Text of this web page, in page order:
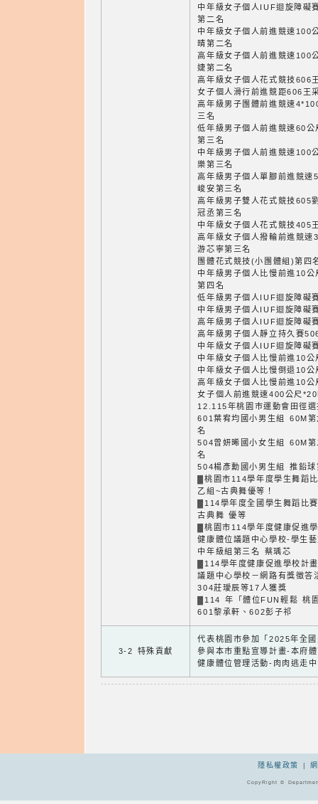
中年級女子個人IUF迴旋障礙
第二名
中年級女子個人前進競速100
晴第二名
高年級女子個人前進競速100
婕第二名
高年級女子個人花式競技606
女子個人滑行前進競距606王
高年級男子團體前進競速
三名
低年級男子個人前進競速60
第三名
中年級男子個人前進競速100
樂第三名
高年級男子個人單腳前進競
峻安第三名
高年級男子雙人花式競技605
冠丞第三名
中年級女子個人花式競技405
高年級女子個人撥輪前進競
游芯寧第三名
團體花式競技(小團體組)第四
中年級男子個人比慢前進10
第四名
低年級男子個人IUF迴旋障礙
中年級男子個人IUF迴旋障礙
高年級男子個人IUF迴旋障礙
高年級男子個人靜立持久賽
中年級女子個人IUF迴旋障礙
中年級女子個人比慢前進10
中年級女子個人比慢倒退10
高年級女子個人比慢前進10
女子個人前進競速400公尺
12.115年桃園巿運動會田徑
601葉宥均國小男生組 60M
名
504曾妍晞國小女生組 60M
名
504楊彥勳國小男生組 推鉛球
▓桃園市114學年度學生舞蹈
乙組~古典舞優等！
▓114學年度全國學生舞蹈比
古典舞 優等
▓桃園市114學年度健康促進
健康體位議題中心學校-學生
中年級組第三名 蔡瑀芯
▓114學年度健康促進學校計
議題中心學校－網路有獎徵答
304莊璦辰等17人獲獎
▓114 年「體位FUN輕鬆 桃
601黎承軒、602彭子祁
3-2 特殊貢獻
代表桃園市參加「2025年全
參與本市重點宣導計畫-本府
健康體位管理活動-肉肉逃走中
隱私權政策 |
CopyRight ©